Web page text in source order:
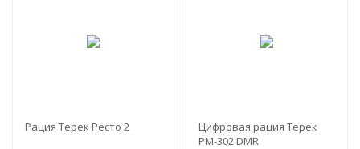
Рация Терек Ресто 2
Цифровая рация Терек
РМ-302 DMR